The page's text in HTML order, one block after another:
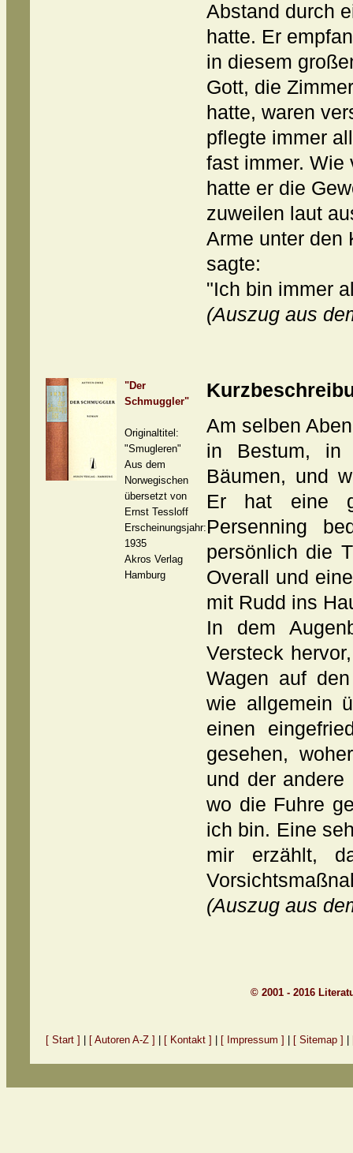
Abstand durch
hatte. Er
in diesem
Gott, die
hatte, waren
pflegte immer
fast immer. Wie
hatte er die
zuweilen laut
Arme unter den
sagte:
"Ich bin immer
(Auszug aus
"Der
Schmuggler"
Originaltitel:
"Smugleren"
Aus dem
Norwegischen
übersetzt von
Ernst Tessloff
Erscheinungsjahr:
1935
Akros Verlag
Hamburg
Am selben
in Bestum, in
Bäumen, und
Er hat eine
Persenning
persönlich die
Overall und
mit Rudd ins
In dem
Versteck
Wagen auf
wie allgemein
einen
gesehen,
und der andere
wo die Fuhre
ich bin. Eine
mir erzählt,
(Auszug aus
© 2001 - 2016
[ Start ] [ Autoren A-Z ] [ Kontakt ] [ Impressum ] [ Sitemap ]